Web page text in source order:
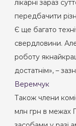
лікарні зараз
передбачити
Є ще багато
свердловини.
роботу
достатнім», –
Веремчук
Також члени
млн грн в межах